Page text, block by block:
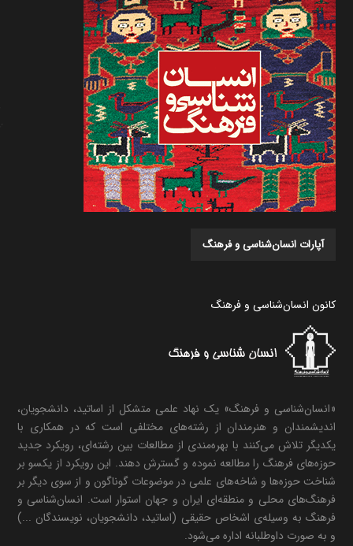
آپارات انسان‌شناسی و فرهنگ
کانون انسان‌شناسی و فرهنگ
«انسان‌شناسی و فرهنگ» یک نهاد علمی متشکل از اساتید، دانشجویان،
اندیشمندان و هنرمندان از رشته‌های مختلفی است که در همکاری با
یکدیگر تلاش می‌کنند با بهره‌مندی از مطالعات بین رشته‌ای، رویکرد جدید
حوزه‌های فرهنگ را مطالعه نموده و گسترش دهند. این رویکرد از یکسو بر
شناخت حوزه‌ها و شاخه‌های علمی در موضوعات گوناگون و از سوی دیگر بر
فرهنگ‌های محلی و منطقه‌ای ایران و جهان استوار است. انسان‌شناسی و
فرهنگ به وسیله‌ی اشخاص حقیقی (اساتید، دانشجویان، نویسندگان ...)
و به صورت داوطلبانه اداره می‌شود.